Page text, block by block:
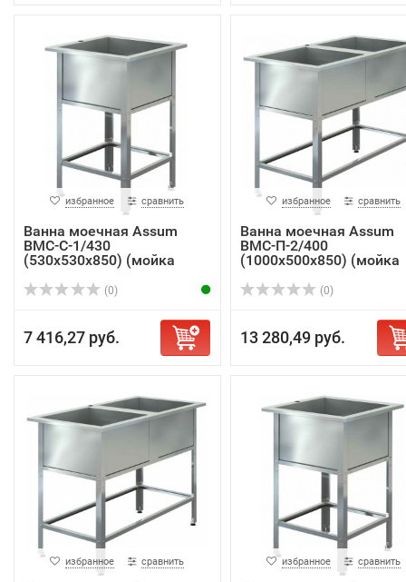
избранное сравнить
Ванна моечная Assum
ВМС-С-1/430
(530х530х850) (мойка
AISI...
(0)
7 416,27 руб.
избранное сравнить
Ванна моечная Assum
ВМС-П-2/400
(1000х500х850) (мойка
AIS...
(0)
13 280,49 руб.
избранное сравнить избранное сравнить